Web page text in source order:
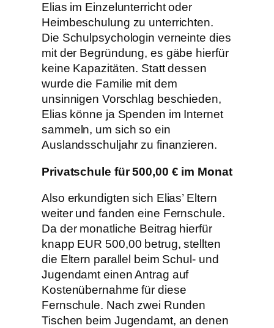
Elias im Einzelunterricht oder
Heimbeschulung zu unterrichten.
Die Schulpsychologin verneinte dies
mit der Begründung, es gäbe hierfür
keine Kapazitäten. Statt dessen
wurde die Familie mit dem
unsinnigen Vorschlag beschieden,
Elias könne ja Spenden im Internet
sammeln, um sich so ein
Auslandsschuljahr zu finanzieren.
Privatschule für 500,00 € im Monat
Also erkundigten sich Elias’ Eltern
weiter und fanden eine Fernschule.
Da der monatliche Beitrag hierfür
knapp EUR 500,00 betrug, stellten
die Eltern parallel beim Schul- und
Jugendamt einen Antrag auf
Kostenübernahme für diese
Fernschule. Nach zwei Runden
Tischen beim Jugendamt, an denen